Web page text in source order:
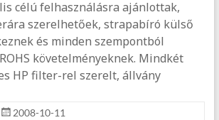
célú felhasználásra ajánlottak,
szerelhetőek, strapabíró külső
és minden szempontból
követelményeknek. Mindkét
HP filter-rel szerelt, állvány
2008-10-11